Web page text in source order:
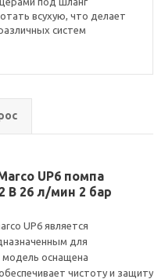
всухую, что делает
систем
UP6 помпа
В 26 л/мин 2 бар
UP6 является
для
оснащена
чистоту и защиту